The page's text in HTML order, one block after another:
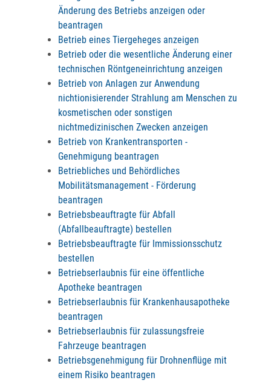
Änderung des Betriebs anzeigen oder
beantragen
Betrieb eines Tiergeheges anzeigen
Betrieb oder die wesentliche Änderung einer
technischen Röntgeneinrichtung anzeigen
Betrieb von Anlagen zur Anwendung
nichtionisierender Strahlung am Menschen zu
kosmetischen oder sonstigen
nichtmedizinischen Zwecken anzeigen
Betrieb von Krankentransporten -
Genehmigung beantragen
Betriebliches und Behördliches
Mobilitätsmanagement - Förderung
beantragen
Betriebsbeauftragte für Abfall
(Abfallbeauftragte) bestellen
Betriebsbeauftragte für Immissionsschutz
bestellen
Betriebserlaubnis für eine öffentliche
Apotheke beantragen
Betriebserlaubnis für Krankenhausapotheke
beantragen
Betriebserlaubnis für zulassungsfreie
Fahrzeuge beantragen
Betriebsgenehmigung für Drohnenflüge mit
einem Risiko beantragen